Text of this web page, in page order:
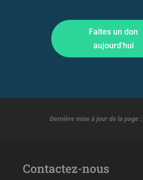
Faites un don
aujourd'hui
Dernière mise à jour de la page :
Contactez-nous